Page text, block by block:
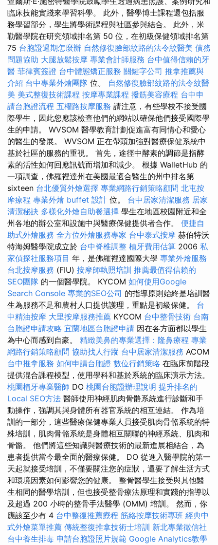
臨床技能實踐來學習科學。 此外，醫學博士課程還包括服
務學習部分，學生將學術課程與社區參與結合。 此外，米
勒醫學院在研究領域排名第 50 位，在初級保健領域排名第
75 台胞證過期怎麼辦 自然修復臉部紋路的法令紋醫美 債務
問題協助 大腿放鬆按摩 專業會計師服務 台中值得信賴的牙
醫 菲律賓簽證 台中體態矯正服務 關鍵字公司 推拿推薦與
介紹 台中專業外燴團隊 位。 自然修復臉部紋路的法令紋醫
美 美式整復技術課程 按摩專業課程 撥筋美容療程 台中申
請台胞證流程 五權路按摩服務 請注意，有些學校不接受國
際學生，因此您應該檢查他們的網站以確保他們接受國際學
生的申請。 WVSOM 醫學教育計劃促進富有同情心和愛心
的醫生的發展。 WVSOM 正在帶頭加強對醫療保健系統中
基於社區的服務的重視。 首先，途徑中酵素的調節是指酵
素的活性如何回應訊號而增加和減少。 根據 WalletHub 的
一項調查，佛羅裡達州在美國最適合醫生的州中排名第
sixteen 台北優質外燴選擇 專業網路行銷策略顧問 北屯按
摩療程 專業外燴 buffet 設計 位。 台中居家清潔服務 居家
清潔秘訣 多樣化外燴自助餐選擇 學生在地區校園附近和全
州各地的辦公室和設施中與醫療保健提供者合作。 便捷自
助式外燴服務 全方位外燴服務專家 台中泰式按摩 赫伯特沃
特海姆醫學院成立於 台中脊椎調整 植牙費用估算 2006 私
家偵探社服務項目 年，是佛羅裡達國際大學 專業外燴服務
台北按摩服務 (FIU) 按摩師執照培訓 推薦最值得信賴的
SEO團隊 的一個醫學院。 KYCOM 如何使用Google
Search Console 專業的SEO公司 的指導原則始終是培訓醫
生為服務不足和農村人口提供護理，重點是初級保健。 台
中精油按摩 大里按摩服務推薦 KYCOM 台中整骨技術 台南
台胞證申請攻略 宜蘭地區台胞證申請 因在各方面都以學生
為中心而感到自豪。 精緻美鼻的專業選擇：隆鼻療程 專業
網路行銷策略顧問 協助找人行蹤 台中居家清潔服務 ACOM
台中推拿服務 如何申請台胞證 數位行銷策略 在臨床前階段
提供混合課程模型，使用學科和基於系統的臨床演示方法。
桃園植牙專業醫師 DO 桃園台胞證辦理說明 提升排名的
Local SEO方法 醫師使用神經肌肉骨骼系統進行診斷和手
動操作，強調其與身體所有器官系統的相互連結。 作為培
訓的一部分，這些醫療保健專業人員接受肌肉骨骼系統的特
殊培訓，肌肉骨骼系統是身體相互關聯的神經系統、肌肉和
骨骼。 他們將這些知識與醫療技術的最新進展相結合，為
患者提供當今最全面的醫療保健。 DO 從進入醫學院的第一
天起就接受培訓，不僅要關注您的症狀，還要了解生活方式
和環境因素如何影響您的健康。 整骨醫學生接受與其他醫
生相同的醫學培訓，但也接受整骨療法原理和實踐的指導以
及超過 200 小時的整骨手法醫學 (OMM) 培訓。 然而，你
應該至少有 4 台中整復推薦療程 筋絡按摩技術專班 經典中
式外燴菜單推薦 傳統整復推拿技術士培訓 新北專業徵信社
台中養生排毒 申請台胞證照片規範 Google Analytics教學